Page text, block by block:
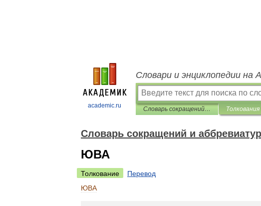
academic.ru
Словари и энциклопедии на
Словарь сокращений и аббревиатур Толкования
Словарь сокращений и аббревиатур
ЮВА
Толкование
Перевод
ЮВА